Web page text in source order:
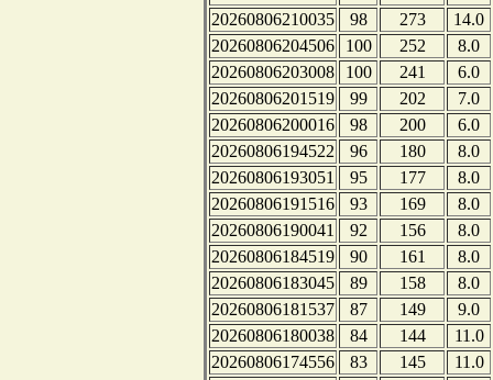
20260806210035
98 273
14.0
20260806204506
100 252
8.0
20260806203008
100 241
6.0
20260806201519
99 202
7.0
20260806200016
98 200
6.0
20260806194522
96 180
8.0
20260806193051
95 177
8.0
20260806191516
93 169
8.0
20260806190041
92 156
8.0
20260806184519
90 161
8.0
20260806183045
89 158
8.0
20260806181537
87 149
9.0
20260806180038
84 144
11.0
20260806174556
83 145
11.0